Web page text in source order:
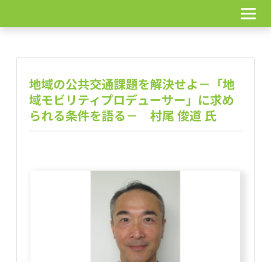
テ
地域の公共交通課題を解決せよ－「地
域モビリティプロデューサー」に求め
られる条件を語る－　村尾 俊道 氏